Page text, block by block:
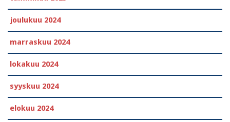
joulukuu 2024
marraskuu 2024
lokakuu 2024
syyskuu 2024
elokuu 2024